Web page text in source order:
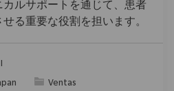
ルサポートを通じて、患者
る重要な役割を担います。
Categoría
Ventas